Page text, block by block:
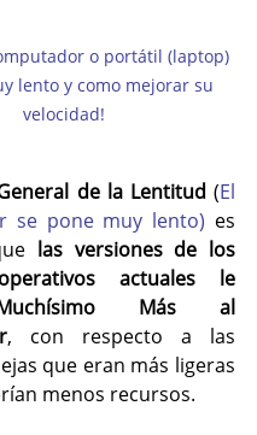
o portátil (laptop)
lento y como mejorar su
velocidad!
de la Lentitud (El
se pone muy lento) es
las versiones de los
actuales le
Más al
, con respecto a las
que eran más ligeras
menos recursos.